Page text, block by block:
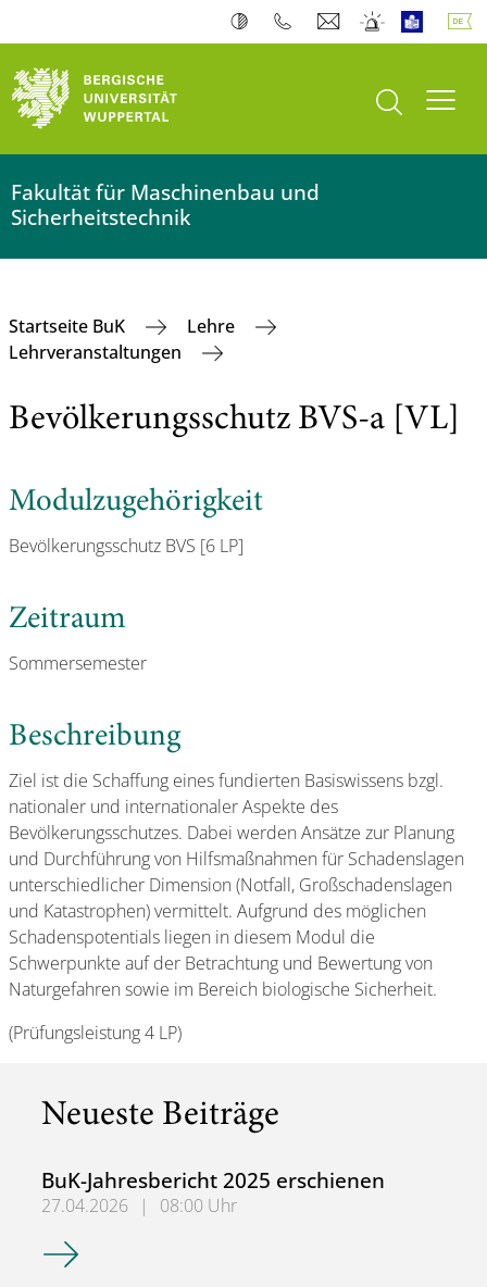
Suche öffnen
Fakultät für Maschinenbau und
Sicherheitstechnik
Startseite BuK
Lehre
Lehrveranstaltungen
Bevölkerungsschutz BVS-a [VL]
Modulzugehörigkeit
Bevölkerungsschutz BVS [6 LP]
Zeitraum
Sommersemester
Beschreibung
Ziel ist die Schaffung eines fundierten Basiswissens bzgl.
nationaler und internationaler Aspekte des
Bevölkerungsschutzes. Dabei werden Ansätze zur Planung
und Durchführung von Hilfsmaßnahmen für Schadenslagen
unterschiedlicher Dimension (Notfall, Großschadenslagen
und Katastrophen) vermittelt. Aufgrund des möglichen
Schadenspotentials liegen in diesem Modul die
Schwerpunkte auf der Betrachtung und Bewertung von
Naturgefahren sowie im Bereich biologische Sicherheit.
(Prüfungsleistung 4 LP)
Neueste Beiträge
BuK-Jahresbericht 2025 erschienen
27.04.2026 |
08:00 Uhr
BuK-Jahresbericht 2025 erschienen